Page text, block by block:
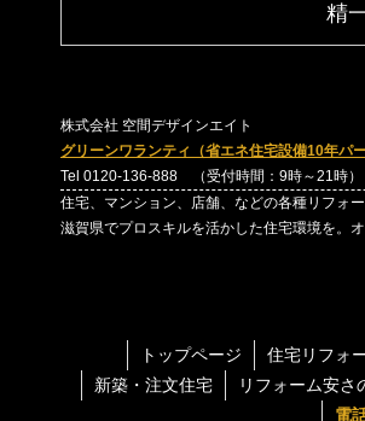
精
株式会社 空間デザインエイト
グリーンワランティ（省エネ住宅設備10年パ
Tel 0120-136-888 （受付時間：9時～21時）
住宅、マンション、店舗、などの各種リフォ
滋賀県でプロスキルを活かした住宅環境を。
トップページ 住宅リフォ
新築・注文住宅
リフォーム安さ
電